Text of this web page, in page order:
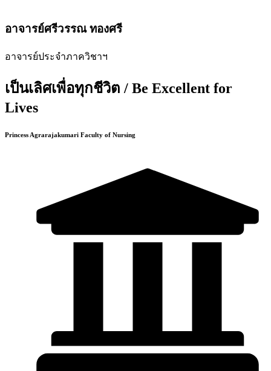
อาจารย์ศรีวรรณ ทองศรี
อาจารย์ประจำภาควิชาฯ
เป็นเลิศเพื่อทุกชีวิต / Be Excellent for
Lives
Princess Agrarajakumari Faculty of Nursing